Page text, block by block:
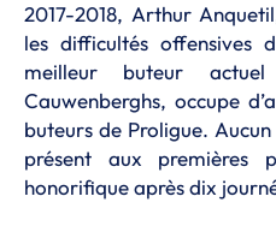
2017-2018, Arthur
les difficultés offensives
meilleur buteur
Cauwenberghs, occupe
buteurs de Proligue.
présent aux premières
honorifique après dix